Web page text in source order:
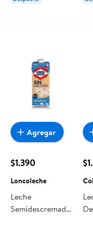
$1.390
Loncoleche
Leche
Semidescremada
Agregar